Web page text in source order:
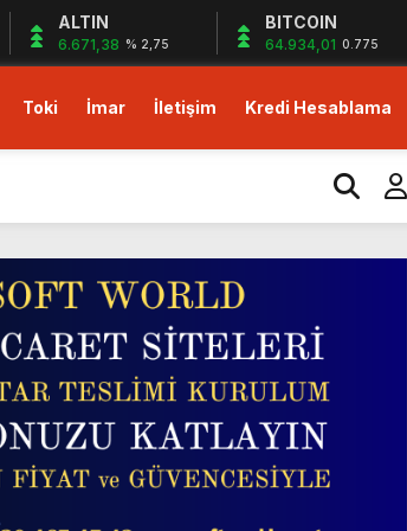
ALTIN
6.671,38 % 2,75
BITCOIN
64.934,01 0.775
Toki İmar İletişim Kredi Hesablama
Sizlerin desteği ile…
geliyor!
indirim!
varan indirim fırsatı!